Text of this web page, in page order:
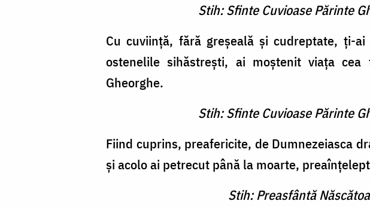
Stih: Sfinte Cuvioase Părinte
Cu cuviinţă, fără greşeală şi cudreptate, ţi-
ostenelile sihăstreşti, ai moştenit viaţa cea
Gheorghe.
Stih: Sfinte Cuvioase Părinte
Fiind cuprins, preafericite, de Dumnezeiasca
şi acolo ai petrecut până la moarte,
Stih: Preasfântă